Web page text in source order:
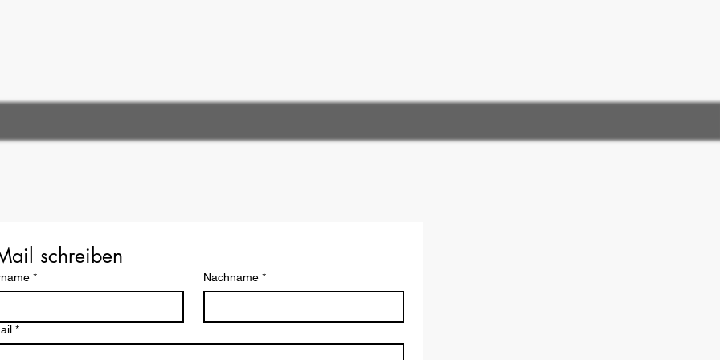
schreiben
* Nachname *
*